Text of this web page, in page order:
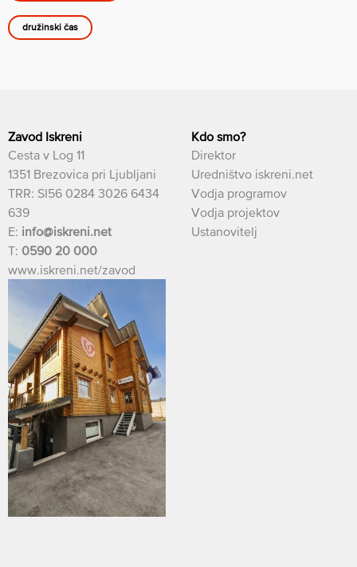
družinski čas
Zavod Iskreni
Cesta v Log 11
1351 Brezovica pri Ljubljani
TRR: SI56 0284 3026 6434
639
E: info@iskreni.net
T: 0590 20 000
www.iskreni.net/zavod
Kdo smo?
Direktor
Uredništvo iskreni.net
Vodja programov
Vodja projektov
Ustanovitelj